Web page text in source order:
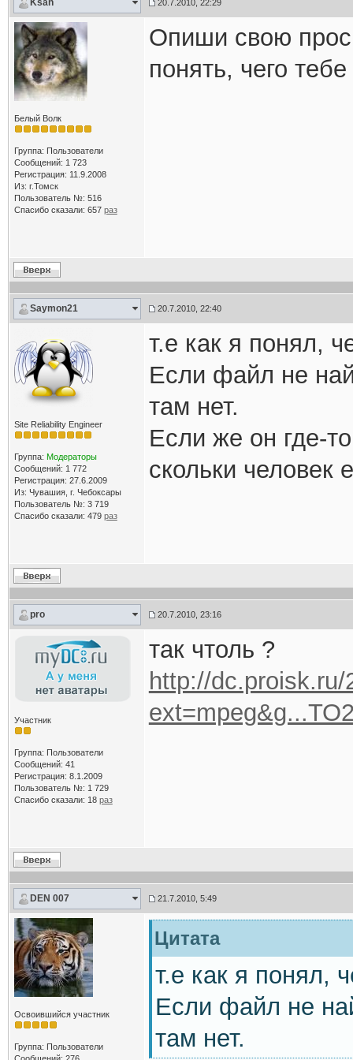
Ksan 20.7.2010, 22:29
Белый Волк
Группа: Пользователи
Сообщений: 1 723
Регистрация: 11.9.2008
Из: г.Томск
Пользователь №: 516
Спасибо сказали: 657 раз
Опиши свою
понять, чего
Saymon21 20.7.2010, 22:40
Site Reliability Engineer
Группа: Модераторы
Сообщений: 1 772
Регистрация: 27.6.2009
Из: Чувашия, г. Чебоксары
Пользователь №: 3 719
Спасибо сказали: 479 раз
т.е как я понял,
Если файл не
там нет.
Если же он где-
скольки
pro 20.7.2010, 23:16
Участник
Группа: Пользователи
Сообщений: 41
Регистрация: 8.1.2009
Пользователь №: 1 729
Спасибо сказали: 18 раз
так чтоль ?
http://dc.proisk.ru/
DEN 007 21.7.2010, 5:49
Освоившийся участник
Группа: Пользователи
Цитата
т.е как я понял,
Если файл не
там нет.